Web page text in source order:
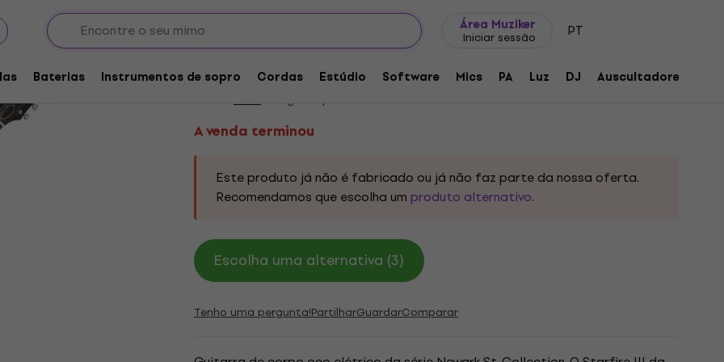
Área Muziker
Iniciar sessão PT
Baterias Instrumentos de sopro Cordas Estúdio Software Mics PA Luz DJ Auscultadores
Guitarras semiacústicas
A venda terminou
Guild STARFIRE-III-CHR Cherry Red Guitarra semi-acústica
Código do produto:
A venda terminou
Este produto já não é fabricado ou já não faz parte da nossa oferta.
Recomendamos que escolha um produto alternativo.
Escolha uma alternativa (3)
Tenho uma pergunta!PartilharGuardarComparar